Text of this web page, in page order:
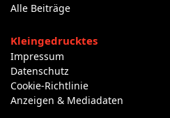
Alle Beiträge
Kleingedrucktes
Impressum
Datenschutz
Cookie-Richtlinie
Anzeigen & Mediadaten